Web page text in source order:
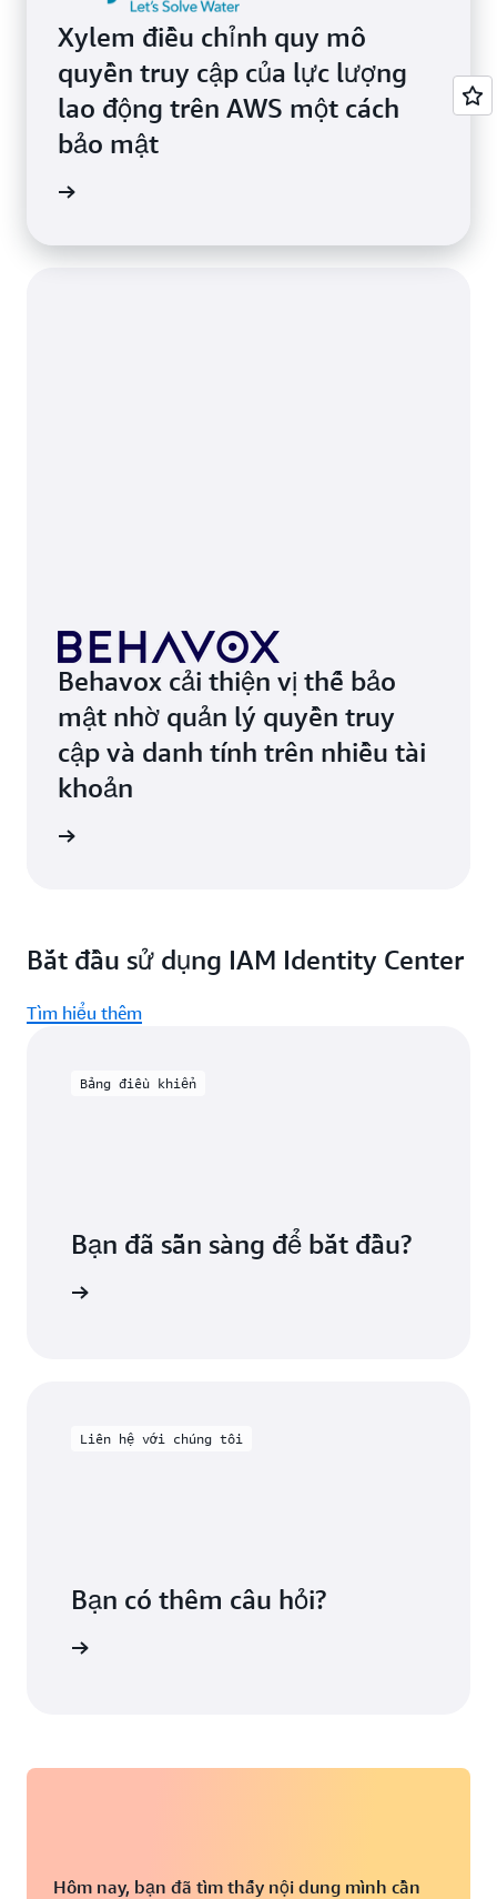
Xylem điều chỉnh quy mô
quyền truy cập của lực lượng
lao động trên AWS một cách
bảo mật
Behavox cải thiện vị thế bảo
mật nhờ quản lý quyền truy
cập và danh tính trên nhiều tài
khoản
Bắt đầu sử dụng IAM Identity Center
Tìm hiểu thêm
Bảng điều khiển
Bạn đã sẵn sàng để bắt đầu?
Liên hệ với chúng tôi
Bạn có thêm câu hỏi?
Hôm nay, bạn đã tìm thấy nội dung mình cần